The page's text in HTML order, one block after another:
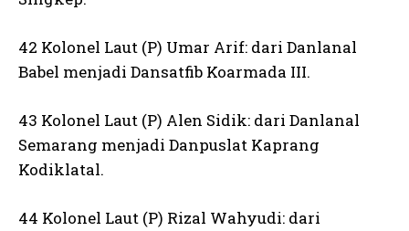
42 Kolonel Laut (P) Umar Arif: dari Danlanal
Babel menjadi Dansatfib Koarmada III.
43 Kolonel Laut (P) Alen Sidik: dari Danlanal
Semarang menjadi Danpuslat Kaprang
Kodiklatal.
44 Kolonel Laut (P) Rizal Wahyudi: dari